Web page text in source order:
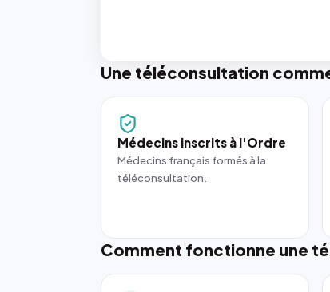
Une téléconsultation
Médecins inscrits à l'Ordre
Médecins français formés à la
téléconsultation.
Comment fonctionne une